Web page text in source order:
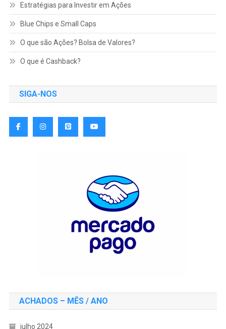
Estratégias para Investir em Ações
Blue Chips e Small Caps
O que são Ações? Bolsa de Valores?
O que é Cashback?
SIGA-NOS
ACHADOS – MÊS / ANO
julho 2024